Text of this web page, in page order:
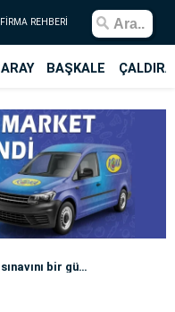
FİRMA REHBERİ
BAŞKALE
önce yapmayı planlıyoruz